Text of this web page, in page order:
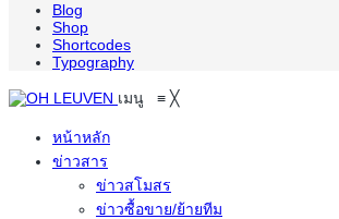
Blog
Shop
Shortcodes
Typography
เมนู ≡ ╳
หน้าหลัก
ข่าวสาร
ข่าวสโมสร
ข่าวซื้อขาย/ย้ายทีม